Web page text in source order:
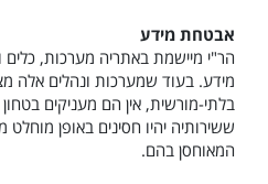
אבטחת מידע
הר"י מיישמת באתריה מערכות, כלים
מידע. בעוד שמערכות ונהלים אלה
בלתי-מורשית, אין הם מעניקים
ששירותיה יהיו חסינים באופן
המאוחסן בהם.